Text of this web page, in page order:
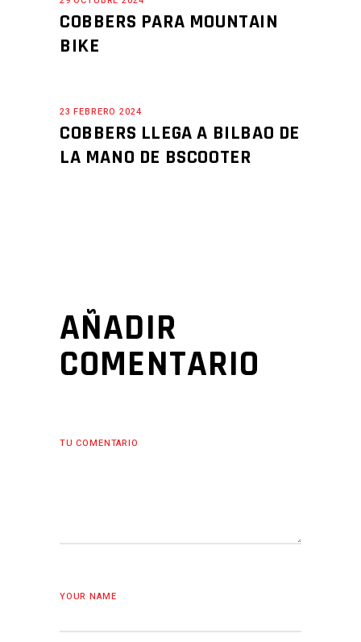
COBBERS PARA MOUNTAIN
BIKE
23 FEBRERO 2024
COBBERS LLEGA A BILBAO DE
LA MANO DE BSCOOTER
AÑADIR
COMENTARIO
TU COMENTARIO
YOUR NAME